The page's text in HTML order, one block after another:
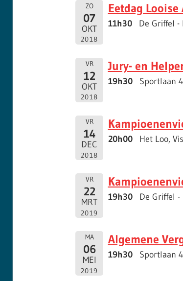
ZO
07
OKT
2018
Eetdag Looise
11h30 De Griffel -
VR
12
OKT
2018
Jury- en
19h30 Sportlaan
VR
14
DEC
2018
20h00 Het Loo,
VR
22
MRT
2019
19h30 De Griffel
MA
06
MEI
2019
Algemene
19h30 Sportlaan